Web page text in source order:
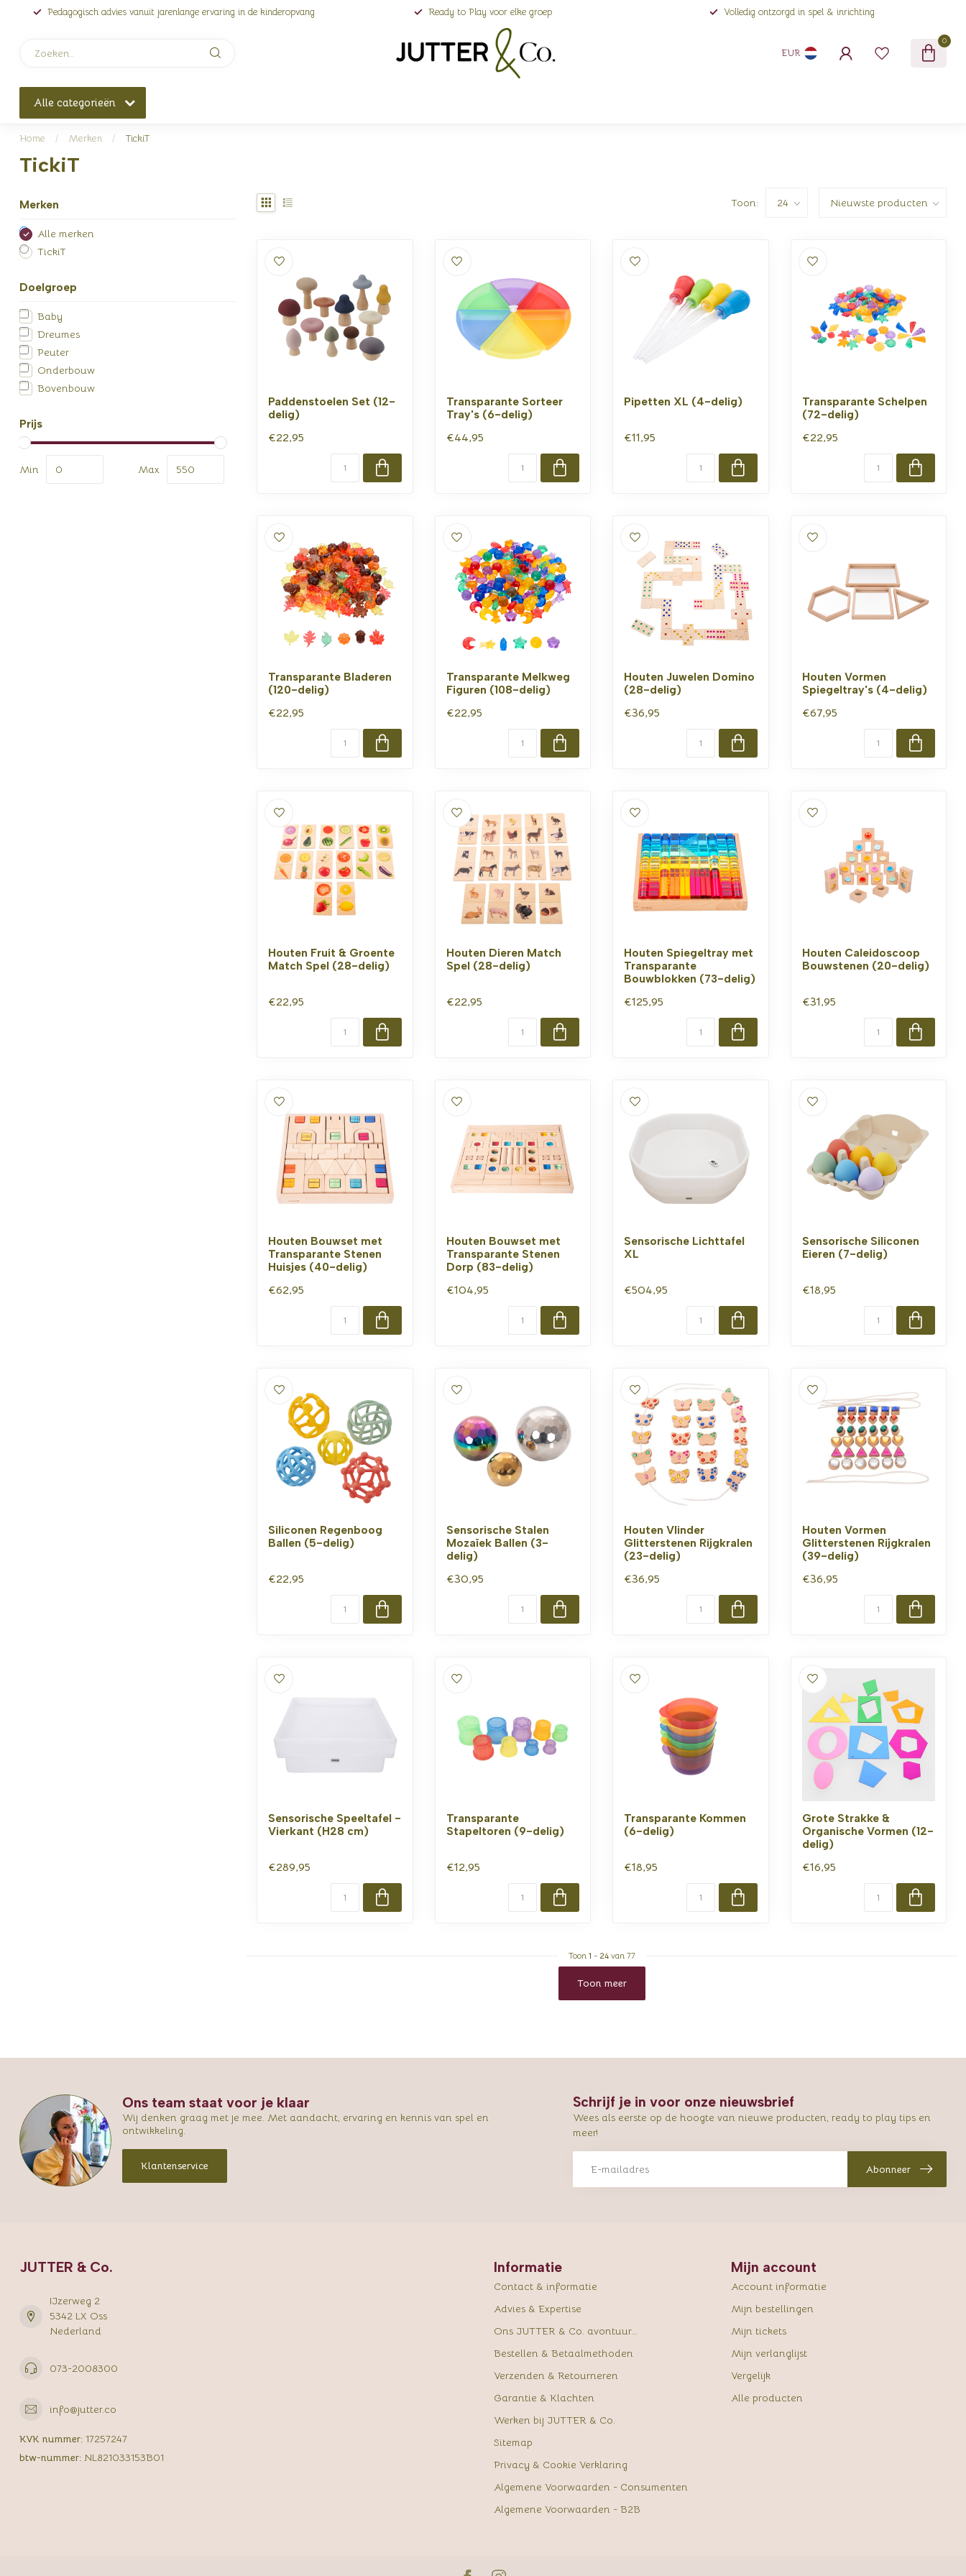
Pedagogisch advies vanuit jarenlange ervaring in de kinderopvang Ready to Play voor elke groep Volledig ontzorgd in spel & inrichting
EUR
0
Alle categorieën
Home / Merken / TickiT
TickiT
Merken
Alle merken
TickiT
Doelgroep
Baby
Dreumes
Peuter
Onderbouw
Bovenbouw
Prijs
Min Max
Toon:
Paddenstoelen Set (12-
delig)
€22,95
Transparante Sorteer
Tray's (6-delig)
€44,95
Pipetten XL (4-delig)
€11,95
Transparante Schelpen
(72-delig)
€22,95
Transparante Bladeren
(120-delig)
€22,95
Transparante Melkweg
Figuren (108-delig)
€22,95
Houten Juwelen Domino
(28-delig)
€36,95
Houten Vormen
Spiegeltray's (4-delig)
€67,95
Houten Fruit & Groente
Match Spel (28-delig)
€22,95
Houten Dieren Match
Spel (28-delig)
€22,95
Houten Spiegeltray met
Transparante
Bouwblokken (73-delig)
€125,95
Houten Caleidoscoop
Bouwstenen (20-delig)
€31,95
Houten Bouwset met
Transparante Stenen
Huisjes (40-delig)
€62,95
Houten Bouwset met
Transparante Stenen
Dorp (83-delig)
€104,95
Sensorische Lichttafel
XL
€504,95
Sensorische Siliconen
Eieren (7-delig)
€18,95
Siliconen Regenboog
Ballen (5-delig)
€22,95
Sensorische Stalen
Mozaïek Ballen (3-
delig)
€30,95
Houten Vlinder
Glitterstenen Rijgkralen
(23-delig)
€36,95
Houten Vormen
Glitterstenen Rijgkralen
(39-delig)
€36,95
Sensorische Speeltafel -
Vierkant (H28 cm)
€289,95
Transparante
Stapeltoren (9-delig)
€12,95
Transparante Kommen
(6-delig)
€18,95
Grote Strakke &
Organische Vormen (12-
delig)
€16,95
Toon 1 - 24van 77
Toon meer
Ons team staat voor je klaar
Wij denken graag met je mee. Met aandacht, ervaring en kennis van spel en
ontwikkeling.
Klantenservice
Schrijf je in voor onze nieuwsbrief
Wees als eerste op de hoogte van nieuwe producten, ready to play tips en
meer!
Abonneer
JUTTER & Co.
IJzerweg 2
5342 LX Oss
Nederland
073-2008300
info@jutter.co
KVK nummer: 17257247
btw-nummer: NL821033153B01
Informatie
Contact & informatie
Advies & Expertise
Ons JUTTER & Co. avontuur...
Bestellen & Betaalmethoden
Verzenden & Retourneren
Garantie & Klachten
Werken bij JUTTER & Co.
Sitemap
Privacy & Cookie Verklaring
Algemene Voorwaarden - Consumenten
Algemene Voorwaarden - B2B
Mijn account
Account informatie
Mijn bestellingen
Mijn tickets
Mijn verlanglijst
Vergelijk
Alle producten